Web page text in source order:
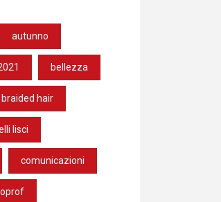
autunno
bellezza
braided hair
lisci
comunicazioni